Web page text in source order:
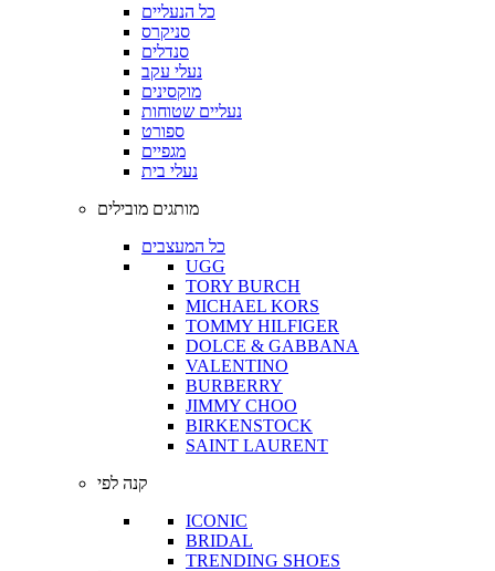
כל הנעליים
סניקרס
סנדלים
נעלי עקב
מוקסינים
נעליים שטוחות
ספורט
מגפיים
נעלי בית
מותגים מובילים
כל המעצבים
UGG
TORY BURCH
MICHAEL KORS
TOMMY HILFIGER
DOLCE & GABBANA
VALENTINO
BURBERRY
JIMMY CHOO
BIRKENSTOCK
SAINT LAURENT
קנה לפי
ICONIC
BRIDAL
TRENDING SHOES